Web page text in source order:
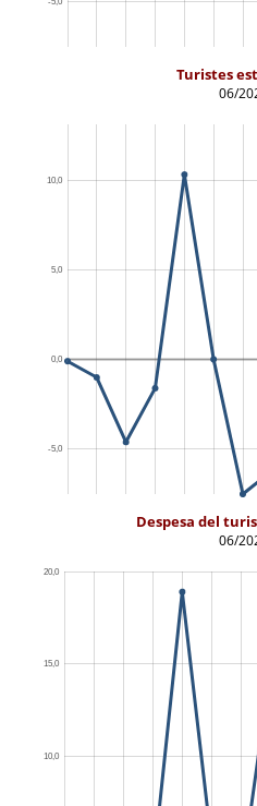
Turistes
06/
Despesa del
06/